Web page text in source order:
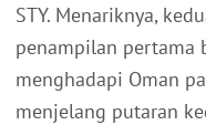
STY. Menariknya,
penampilan pertama
menghadapi Oman
menjelang putaran